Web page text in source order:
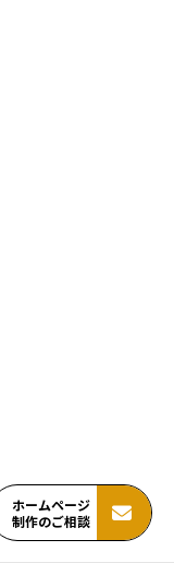
ホームページ
制作のご相談